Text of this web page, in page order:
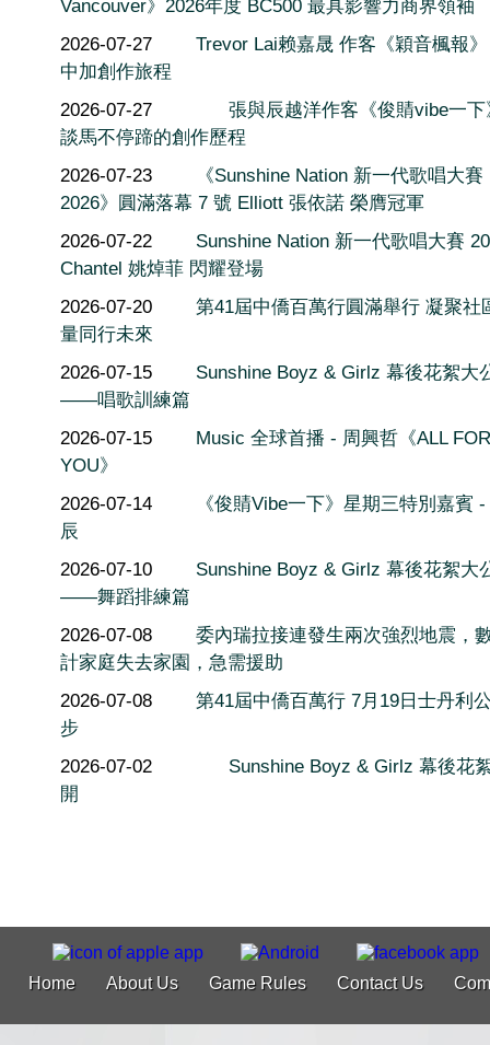
Vancouver》2026年度 BC500 最具影響力商界領袖
2026-07-27
Trevor Lai赖嘉晟 作客《穎音楓報
中加創作旅程
2026-07-27
張與辰越洋作客《俊䝼vibe一下
談馬不停蹄的創作歷程
2026-07-23
《Sunshine Nation 新一代歌唱大賽
2026》圓滿落幕 7 號 Elliott 張依諾 榮膺冠軍
2026-07-22
Sunshine Nation 新一代歌唱大賽
Chantel 姚焯菲 閃耀登場
2026-07-20
第41屆中僑百萬行圓滿舉行 凝聚社
量同行未來
2026-07-15
Sunshine Boyz & Girlz 幕後花絮大
——唱歌訓練篇
2026-07-15
Music 全球首播 - 周興哲《ALL FOR
YOU》
2026-07-14
《俊䝼Vibe一下》星期三特別嘉賓
辰
2026-07-10
Sunshine Boyz & Girlz 幕後花絮大
——舞蹈排練篇
2026-07-08
委內瑞拉接連發生兩次強烈地震，
計家庭失去家園，急需援助
2026-07-08
第41屆中僑百萬行 7月19日士丹利
步
2026-07-02
Sunshine Boyz & Girlz 幕後花
開
Home About Us Game Rules Contact Us